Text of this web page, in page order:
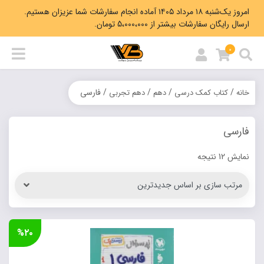
امروز یک‌شنبه ۱۸ مرداد ۱۴۰۵ آماده انجام سفارشات شما عزیزان هستیم.
ارسال رایگان سفارشات بیشتر از 5،000،000 تومان.
0
خانه/کتاب کمک درسی /دهم /دهم تجربی / فارسی
فارسی
نمایش 12 نتیجه
Sorted
latest
%۲۰